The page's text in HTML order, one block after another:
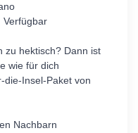
Verfügbar
zu hektisch? Dann ist
wie für dich
die-Insel-Paket von
Nachbarn